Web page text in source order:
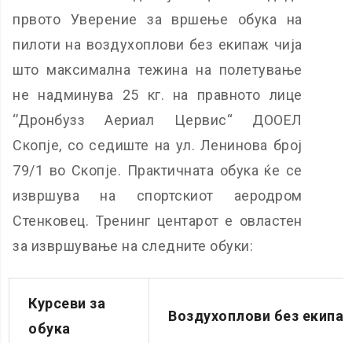
првото Уверение за вршење обука на
пилоти на воздухоплови без екипаж чија
што максимална тежина на полетување
не надминува 25 кг. на правното лице
‘’Дронбузз Аериал Цервис“ ДООЕЛ
Скопје, со седиште на ул. Ленинова број
79/1 во Скопје. Практичната обука ќе се
извршува на спортскиот аеродром
Стенковец. Тренинг центарот е овластен
за извршување на следните обуки:
Курсеви за
обука
Воздухоплови без